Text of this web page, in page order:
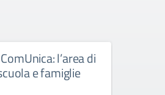
l’area di
e famiglie